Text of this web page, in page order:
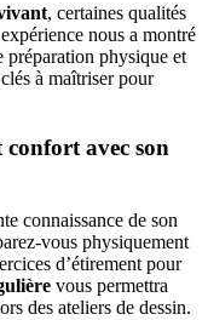
, certaines qualités
nous a montré
préparation physique et
à maîtriser pour
confort avec son
connaissance de son
vous physiquement
d’étirement pour
vous permettra
des ateliers de dessin.